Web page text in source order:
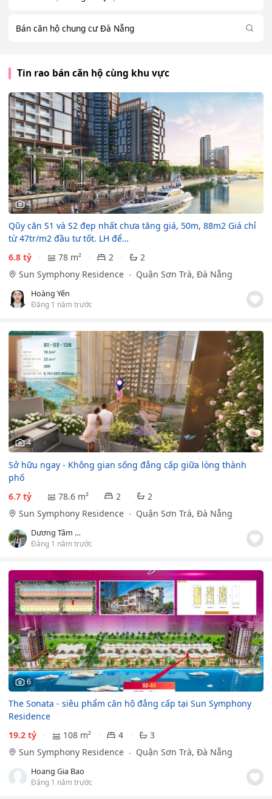
Bán căn hộ chung cư Đà Nẵng
Tin rao bán căn hộ cùng khu vực
4
Qũy căn S1 và S2 đẹp nhất chưa tăng giá, 50m, 88m2 Giá chỉ
từ 47tr/m2 đầu tư tốt. LH để…
6.8 tỷ
78 m² 2
2
Sun Symphony Residence
Quận Sơn Trà, Đà Nẵng
Hoàng Yến
Đăng 1 năm trước
4
Sở hữu ngay - Không gian sống đẳng cấp giữa lòng thành
phố
6.7 tỷ
78.6 m² 2
2
Sun Symphony Residence
Quận Sơn Trà, Đà Nẵng
Dương Tâm Như
Đăng 1 năm trước
6
The Sonata - siêu phẩm căn hộ đẳng cấp tại Sun Symphony
Residence
19.2 tỷ
108 m² 4
3
Sun Symphony Residence
Quận Sơn Trà, Đà Nẵng
Hoang Gia Bao
Đăng 1 năm trước